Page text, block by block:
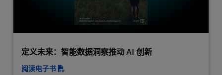
定义未来：智能数据洞察推动 AI 创新
阅读电子书